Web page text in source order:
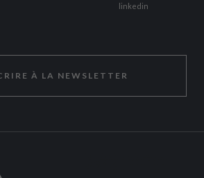
linkedin
À LA NEWSLETTER